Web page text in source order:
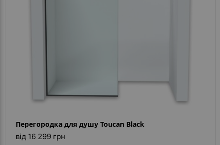
Перегородка для душу Toucan Black
від 16 299 грн